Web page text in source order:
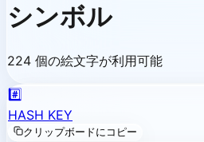
シンボル
224 個の絵文字が利用可能
#️⃣
HASH KEY
クリップボードにコピー